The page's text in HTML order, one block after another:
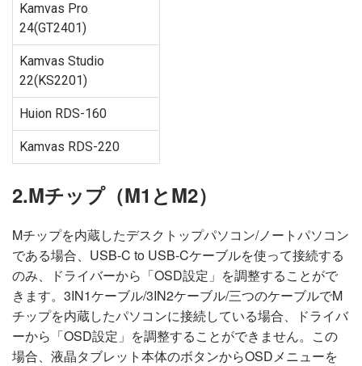
Kamvas Pro
24(GT2401)
Kamvas Studio
22(KS2201)
Huion RDS-160
Kamvas RDS-220
2.Mチップ（M1とM2）
Mチップを内蔵したデスクトップパソコン/ノートパソコン
である場合、USB-C to USB-Cケーブルを使って接続する
のみ、ドライバーから「OSD設定」を調整することがで
きます。3IN1ケーブル/3IN2ケーブル/三つのケーブルでM
チップを内蔵したパソコンに接続している場合、ドライバ
ーから「OSD設定」を調整することができません。この
場合、液晶タブレット本体のボタンからOSDメニューを